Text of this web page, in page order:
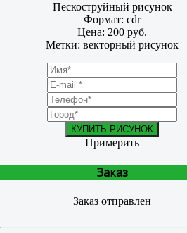
Пескоструйный рисунок
Формат: cdr
Цена: 200 руб.
Метки: векторный рисунок
КУПИТЬ РИСУНОК
Примерить
Заказ
Заказ отправлен